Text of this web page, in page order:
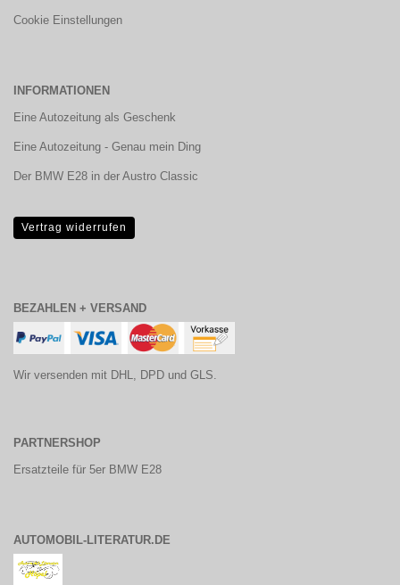
Cookie Einstellungen
INFORMATIONEN
Eine Autozeitung als Geschenk
Eine Autozeitung - Genau mein Ding
Der BMW E28 in der Austro Classic
Vertrag widerrufen
BEZAHLEN + VERSAND
Wir versenden mit DHL, DPD und GLS.
PARTNERSHOP
Ersatzteile für 5er BMW E28
AUTOMOBIL-LITERATUR.DE